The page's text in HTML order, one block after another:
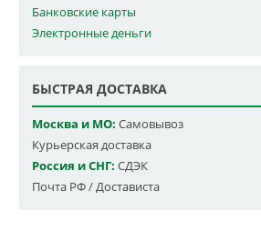
Банковские карты
Электронные деньги
БЫСТРАЯ ДОСТАВКА
Москва и МО: Самовывоз
Курьерская доставка
Россия и СНГ: СДЭК
Почта РФ / Достависта